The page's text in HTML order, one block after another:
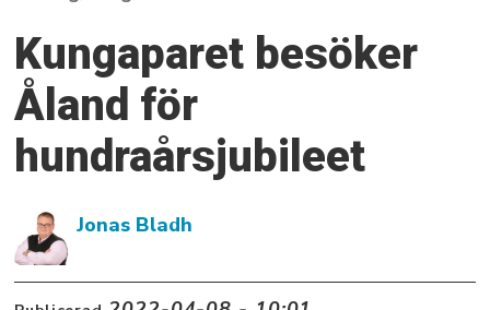
Kungaparet besöker
Åland för
hundraårsjubileet
Jonas Bladh